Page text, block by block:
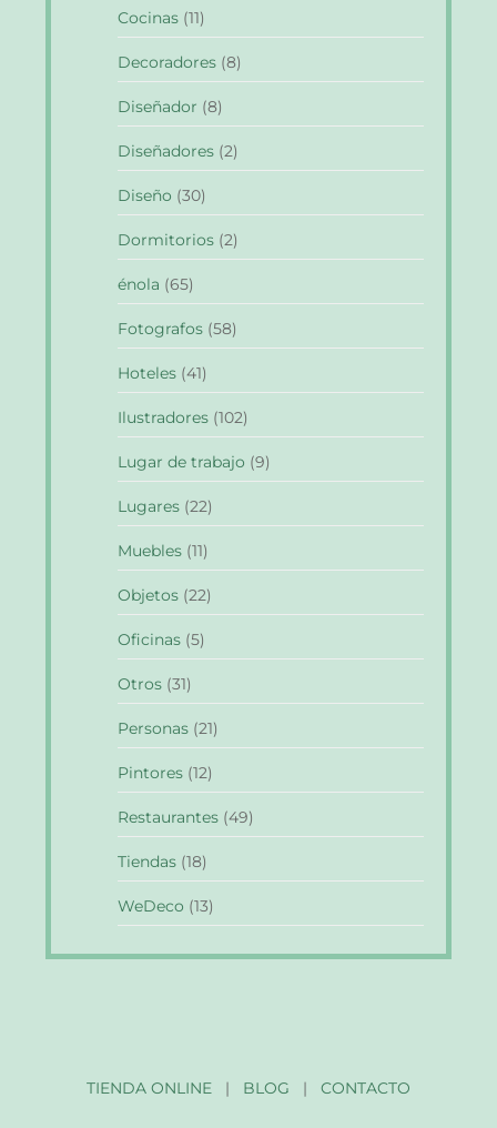
Cocinas (11)
Decoradores (8)
Diseñador (8)
Diseñadores (2)
Diseño (30)
Dormitorios (2)
énola (65)
Fotografos (58)
Hoteles (41)
Ilustradores (102)
Lugar de trabajo (9)
Lugares (22)
Muebles (11)
Objetos (22)
Oficinas (5)
Otros (31)
Personas (21)
Pintores (12)
Restaurantes (49)
Tiendas (18)
WeDeco (13)
TIENDA ONLINE| BLOG | CONTACTO